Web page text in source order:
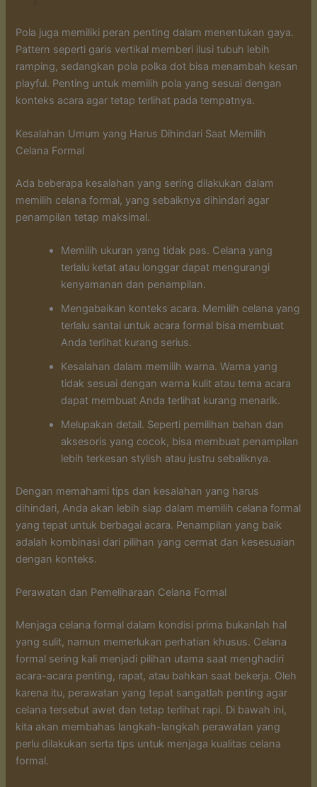
Pola juga memiliki peran penting dalam menentukan gaya.
Pattern seperti garis vertikal memberi ilusi tubuh lebih
ramping, sedangkan pola polka dot bisa menambah kesan
playful. Penting untuk memilih pola yang sesuai dengan
konteks acara agar tetap terlihat pada tempatnya.
Kesalahan Umum yang Harus Dihindari Saat Memilih
Celana Formal
Ada beberapa kesalahan yang sering dilakukan dalam
memilih celana formal, yang sebaiknya dihindari agar
penampilan tetap maksimal.
Memilih ukuran yang tidak pas. Celana yang
terlalu ketat atau longgar dapat mengurangi
kenyamanan dan penampilan.
Mengabaikan konteks acara. Memilih celana yang
terlalu santai untuk acara formal bisa membuat
Anda terlihat kurang serius.
Kesalahan dalam memilih warna. Warna yang
tidak sesuai dengan warna kulit atau tema acara
dapat membuat Anda terlihat kurang menarik.
Melupakan detail. Seperti pemilihan bahan dan
aksesoris yang cocok, bisa membuat penampilan
lebih terkesan stylish atau justru sebaliknya.
Dengan memahami tips dan kesalahan yang harus
dihindari, Anda akan lebih siap dalam memilih celana formal
yang tepat untuk berbagai acara. Penampilan yang baik
adalah kombinasi dari pilihan yang cermat dan kesesuaian
dengan konteks.
Perawatan dan Pemeliharaan Celana Formal
Menjaga celana formal dalam kondisi prima bukanlah hal
yang sulit, namun memerlukan perhatian khusus. Celana
formal sering kali menjadi pilihan utama saat menghadiri
acara-acara penting, rapat, atau bahkan saat bekerja. Oleh
karena itu, perawatan yang tepat sangatlah penting agar
celana tersebut awet dan tetap terlihat rapi. Di bawah ini,
kita akan membahas langkah-langkah perawatan yang
perlu dilakukan serta tips untuk menjaga kualitas celana
formal.